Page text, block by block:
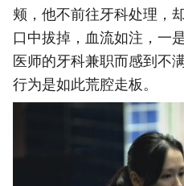
颊，他不前往牙科处理，
口中拔掉，血流如注，一
医师的牙科兼职而感到不
行为是如此荒腔走板。